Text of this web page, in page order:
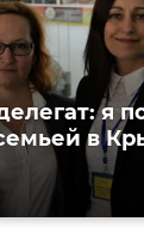
я
в